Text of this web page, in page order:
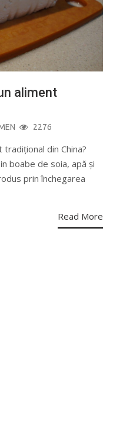
aliment
2276
din China?
boabe de soia, apă și
prin închegarea
Read More